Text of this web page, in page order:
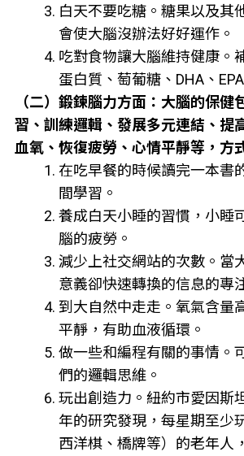
白天不要吃糖。糖果以及其
會使大腦沒辦法好好運作。
吃對食物讓大腦維持健康。
蛋白質、萄葡糖、DHA、EPA
（二）鍛鍊腦力方面：大腦的保健
習、訓練邏輯、發展多元連結、提
血氧、恢復疲勞、心情平靜等，方
在吃早餐的時候讀完一本書
間學習。
養成白天小睡的習慣，小睡
腦的疲勞。
減少上社交網站的次數。當
意義卻快速轉換的信息的專
到大自然中走走。氧氣含量
平靜，有助血液循環。
做一些和編程有關的事情。
們的邏輯思維。
玩出創造力。紐約市愛因斯
年的研究發現，每星期至少
西洋棋、橋牌等）的老年人